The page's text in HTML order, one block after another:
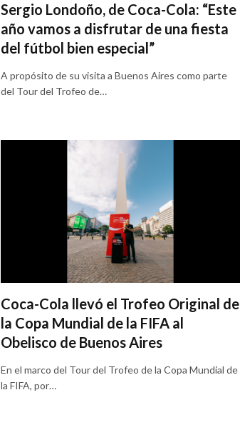
Sergio Londoño, de Coca-Cola: “Este
año vamos a disfrutar de una fiesta
del fútbol bien especial”
A propósito de su visita a Buenos Aires como parte
del Tour del Trofeo de…
Coca-Cola llevó el Trofeo Original de
la Copa Mundial de la FIFA al
Obelisco de Buenos Aires
En el marco del Tour del Trofeo de la Copa Mundial de
la FIFA, por…